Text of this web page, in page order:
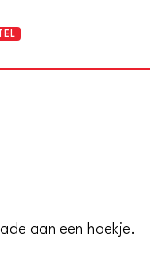
aan een hoekje.